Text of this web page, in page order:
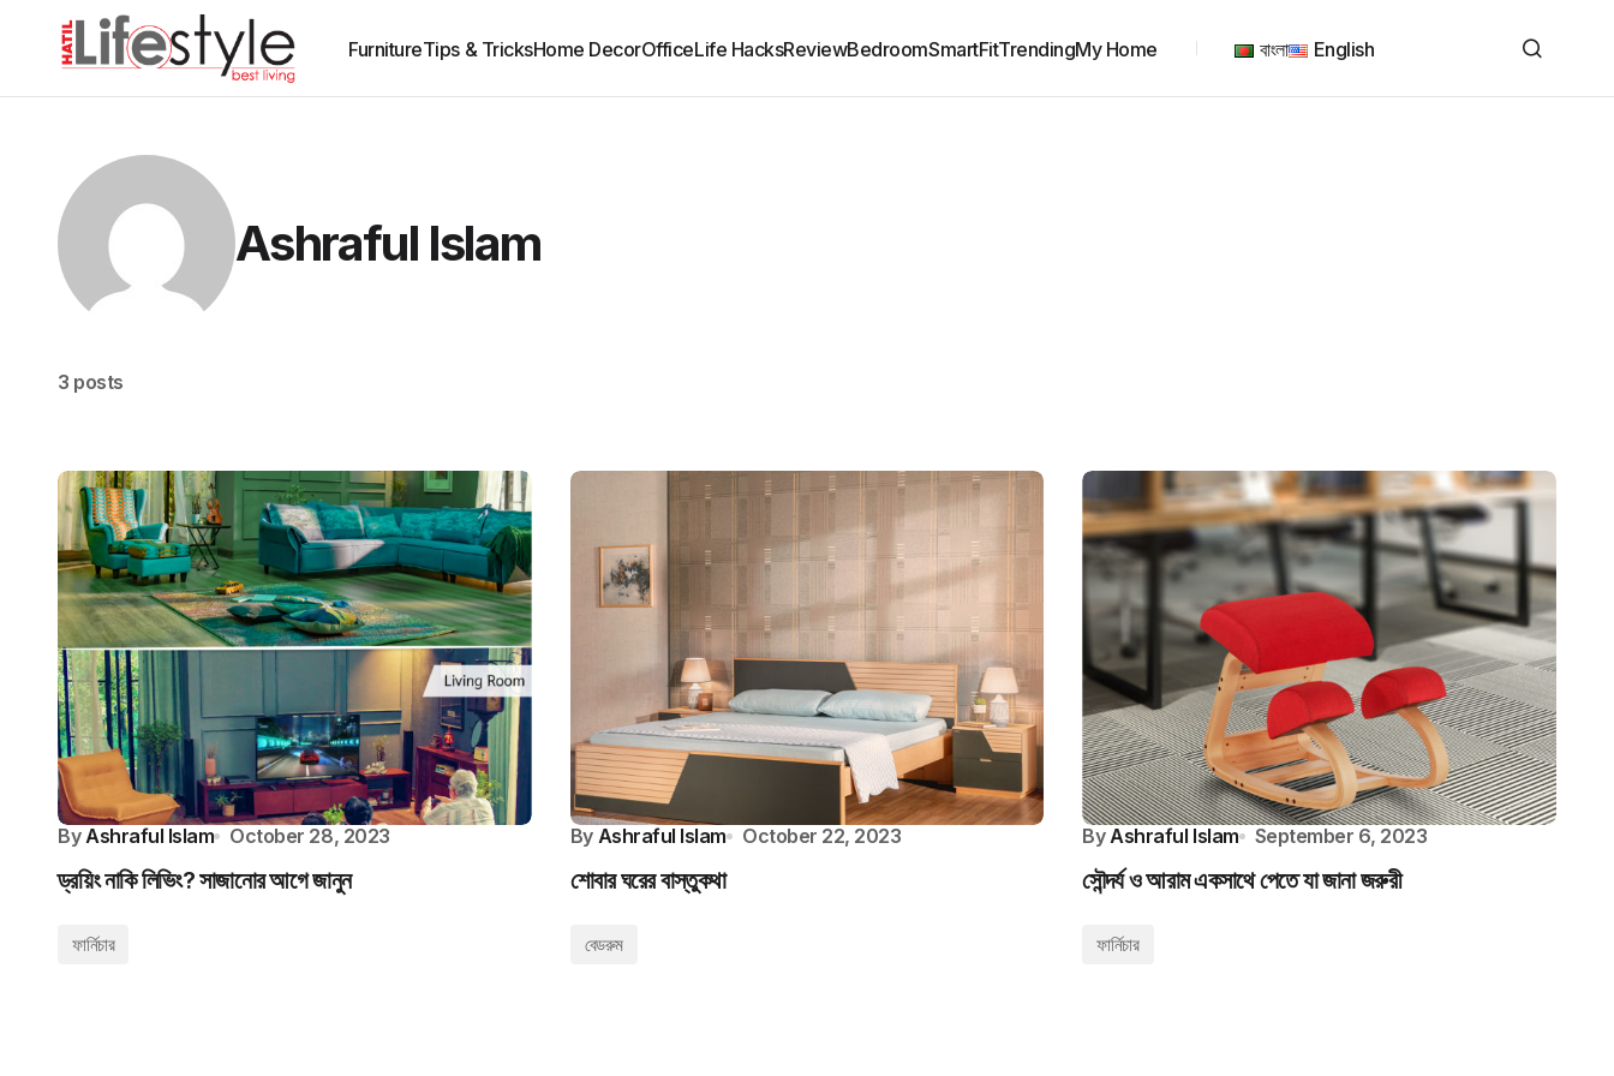
FurnitureTips & TricksHome DecorOfficeLife HacksReviewBedroomSmartFitTrendingMy Home বাংলা English
Ashraful Islam
3 posts
By Ashraful Islam October 28, 2023
ড্রয়িং নাকি লিভিং? সাজানোর আগে জানুন
ফার্নিচার
By Ashraful Islam October 22, 2023
শোবার ঘরের বাস্তুকথা
বেডরুম
By Ashraful Islam September 6, 2023
সৌন্দর্য ও আরাম একসাথে পেতে যা জানা জরুরী
ফার্নিচার